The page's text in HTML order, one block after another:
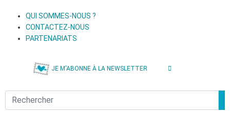
QUI SOMMES-NOUS ?
CONTACTEZ-NOUS
PARTENARIATS
JE M'ABONNE À LA NEWSLETTER